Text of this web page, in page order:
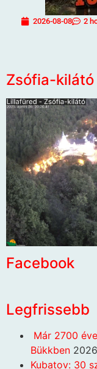
2026-08-08 2
Zsófia-
Facebook
Legfrissebb
Már 2700
Bükkben
Kubatov: 30